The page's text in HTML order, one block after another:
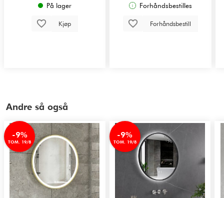
På lager
Kjøp
Forhåndsbestilles
Forhåndsbestill
Andre så også
-9%
TOM. 19/8
-9%
TOM. 19/8